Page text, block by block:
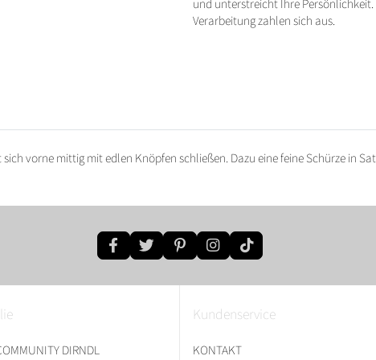
Verarbeitung zahlen sich aus.
vorne mittig mit edlen Knöpfen schließen. Dazu eine feine Schürze in
DIRNDL
Kundenservice
KONTAKT